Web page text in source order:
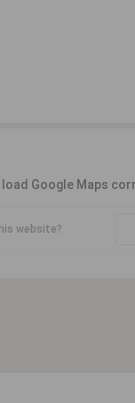
Google Maps
website?